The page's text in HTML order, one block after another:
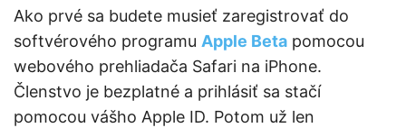
Ako prvé sa budete musieť zaregistrovať do
softvérového programu Apple Beta pomocou
webového prehliadača Safari na iPhone.
Členstvo je bezplatné a prihlásiť sa stačí
pomocou vášho Apple ID. Potom už len